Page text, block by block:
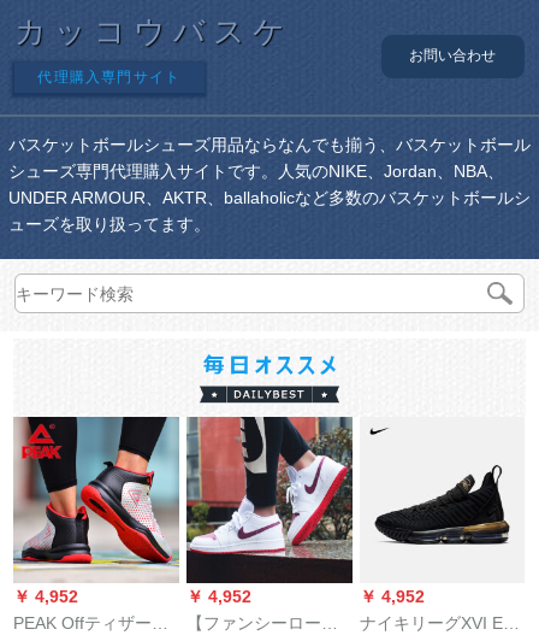
カッコウバスケ
代理購入専門サイト
お問い合わせ
バスケットボールシューズ用品ならなんでも揃う、バスケットボール
シューズ専門代理購入サイトです。人気のNIKE、Jordan、NBA、
UNDER ARMOUR、AKTR、ballaholicなど多数のバスケットボールシ
ューズを取り扱ってます。
￥ 4,952
PEAK Offティザー旗
￥ 4,952
【ファンシーロー
￥ 4,952
ナイキリーグXVI EP